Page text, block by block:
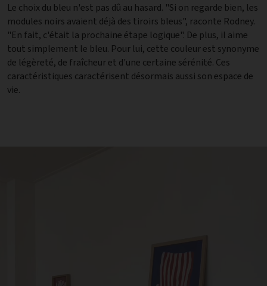
Le choix du bleu n'est pas dû au hasard. "Si on regarde bien, les
modules noirs avaient déjà des tiroirs bleus", raconte Rodney.
"En fait, c'était la prochaine étape logique". De plus, il aime
tout simplement le bleu. Pour lui, cette couleur est synonyme
de légèreté, de fraîcheur et d'une certaine sérénité. Ces
caractéristiques caractérisent désormais aussi son espace de
vie.